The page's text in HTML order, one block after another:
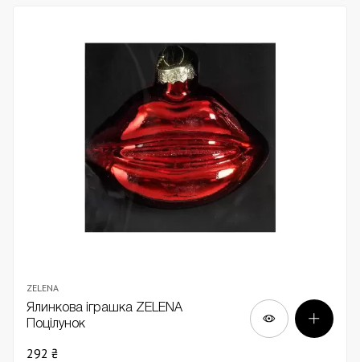
ZELENA
Ялинкова іграшка ZELENA
Поцілунок
292 ₴